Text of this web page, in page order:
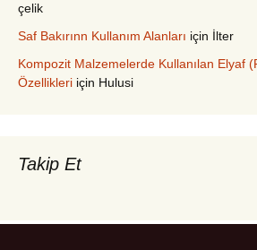
çelik
Saf Bakırınn Kullanım Alanları için İlter
Kompozit Malzemelerde Kullanılan Elyaf
Özellikleri için Hulusi
Takip Et